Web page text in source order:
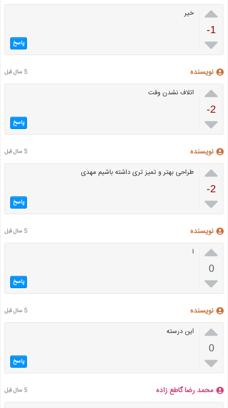

-1

خیر
پاسخ
نویسنده 5 سال قبل

-2

اتلاف نشدن وقت
پاسخ
نویسنده 5 سال قبل

-2

طراحی بهتر و تمیز تری داشته باشیم مهدی
پاسخ
نویسنده 5 سال قبل

0

ا
پاسخ
نویسنده 5 سال قبل

0

این درسته
پاسخ
محمد رضا گاطع زاده 5 سال قبل